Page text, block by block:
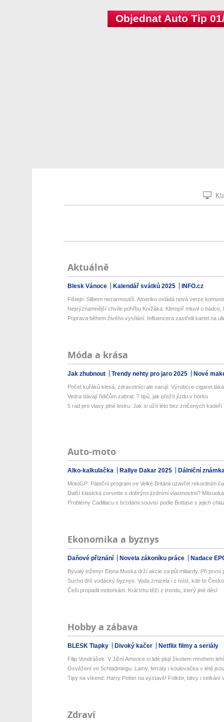
Objednat Auto Tip
Aktuálně
Blesk Vánoce Kalendář svátků 2025 INFO.cz
Fištejn: Slibem nezarmoutíš. Ameriku ovládá nová verze
Nejvýznamnější chvíle pohřbu Knížáka: Klempíř mluvil o hádce,
Poprava během živého vysílání: Influencera zastřelil kartel na
Móda a krása
Jak zhubnout Trendy nehty pro jaro 2025 Nové
Počet kuřáků klesá, zdravotníci ale varují: Výrobci e-cigaret
Vedra dávají řidičům zabrat: 7 tipů, jak přežít jízdu v horku
5 rad pro vlasy plné lesku: Jak si užít léto bez zničených kadeří
Auto-moto
Alko-kalkulačka Rallye Dakar 2025 Dálniční
MotoGP: Páteční program ve Velké Británii uzavřel rekordním
Další klasická corvette s dobrými jízdními vlastnostmi?
Problémy Cadillacu s brzdami souvisí podle Bottase s jejich
Ekonomika a byznys
Daňové přiznání Novela zákoníku práce Nadace
Bývalý inženýr Elona Muska drží akcie za půl miliardy. Při první
Sucho drtí vodácký byznys. Voda zmizela i z míst, kde to
Češi propadli motorkám. Král trhu těží z trendu, který jiné děsí
Hobby a zábava
BLESK Tlapky Divoký kačer Netflix filmy a seriály
Filip Vondrášek: V Jižní Americe si lidé plují životem mnohem
Osvěžení ve Schladmingu: Lamy, ferraty i koulovačka v létě
Tipy na víkend: Harry Potter na výstavě! Folklor, bitvy i setkání
Zdraví